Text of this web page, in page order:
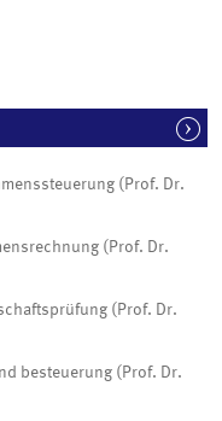
(Prof. Dr.
(Prof. Dr.
(Prof. Dr.
besteuerung (Prof. Dr.